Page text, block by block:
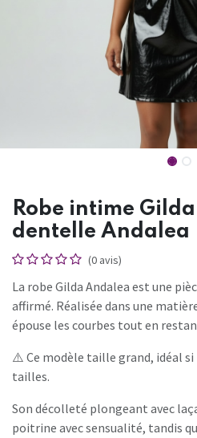
Robe intime
dentelle Andalea
(0 avis)
La robe Gilda Andalea est une
affirmé. Réalisée dans une
épouse les courbes tout en
⚠️ Ce modèle taille grand, idéal si
tailles.
Son décolleté plongeant avec
poitrine avec sensualité, tandis